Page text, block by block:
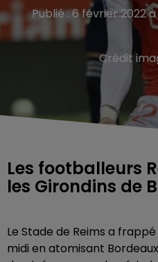
Publié : 6 février 2022
Crédit
Les footballeurs
les Girondins de
Le Stade de Reims a
midi en atomisant